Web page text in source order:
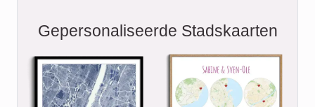
Gepersonaliseerde Stadskaarten